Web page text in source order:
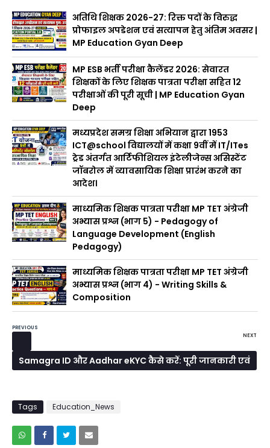
अतिथि शिक्षक 2026-27: रिक्त पदों के विरुद्ध
प्रोफाइल अपडेशन एवं सत्यापन हेतु अंतिम अवसर |
MP Education Gyan Deep
MP ESB भर्ती परीक्षा कैलेंडर 2026: सेवारत
शिक्षकों के लिए शिक्षक पात्रता परीक्षा सहित 12
परीक्षाओं की पूरी सूची | MP Education Gyan
Deep
मध्यप्रदेश समग्र शिक्षा अभियान द्वारा 1953
ICT@school विद्यालयों में कक्षा 9वीं में IT/ITes
ट्रेड अंतर्गत आर्टिफीशियल इंटेलीजेन्स असिस्टेंट
जॉबरोल में व्यावसायिक शिक्षा प्रारंभ करने का
आदेश।
माध्यमिक शिक्षक पात्रता परीक्षा MP TET अंग्रेजी
अभ्यास प्रश्न (भाग 5) - Pedagogy of
Language Development (English
Pedagogy)
माध्यमिक शिक्षक पात्रता परीक्षा MP TET अंग्रेजी
अभ्यास प्रश्न (भाग 4) - Writing Skills &
Composition
PREVIOUS
NEXT
Samagra ID और Aadhar eKYC कैसे करें: पूरी जानकारी एवं
Tags Education_News